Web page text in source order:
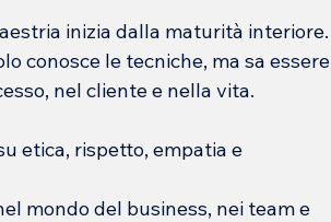
inizia dalla maturità interiore.
conosce le tecniche, ma sa essere
nel cliente e nella vita.
etica, rispetto, empatia e
mondo del business, nei team e